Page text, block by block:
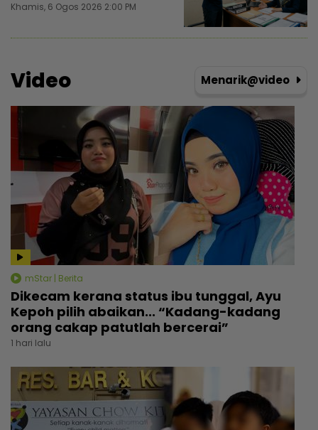
Khamis, 6 Ogos 2026 2:00 PM
Video Menarik@video
mStar | Berita
Dikecam kerana status ibu tunggal, Ayu
Kepoh pilih abaikan... “Kadang-kadang
orang cakap patutlah bercerai”
1 hari lalu